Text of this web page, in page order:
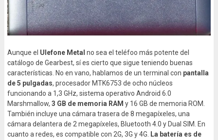
Aunque el Ulefone Metal no sea el teléfoo más potente del
catálogo de Gearbest, sí es cierto que sigue teniendo buenas
características. No en vano, hablamos de un terminal con pantalla
de 5 pulgadas, procesador MTK6753 de ocho núcleos
funcionando a 1,3 GHz, sistema operativo Android 6.0
Marshmallow, 3 GB de memoria RAM y 16 GB de memoria ROM.
También incluye una cámara trasera de 8 megapíxeles, una
cámara delantera de 2 megapíxeles, Bluetooth 4.0 y Dual SIM. En
cuanto a redes, es compatible con 2G, 3G y 4G.
La batería es de